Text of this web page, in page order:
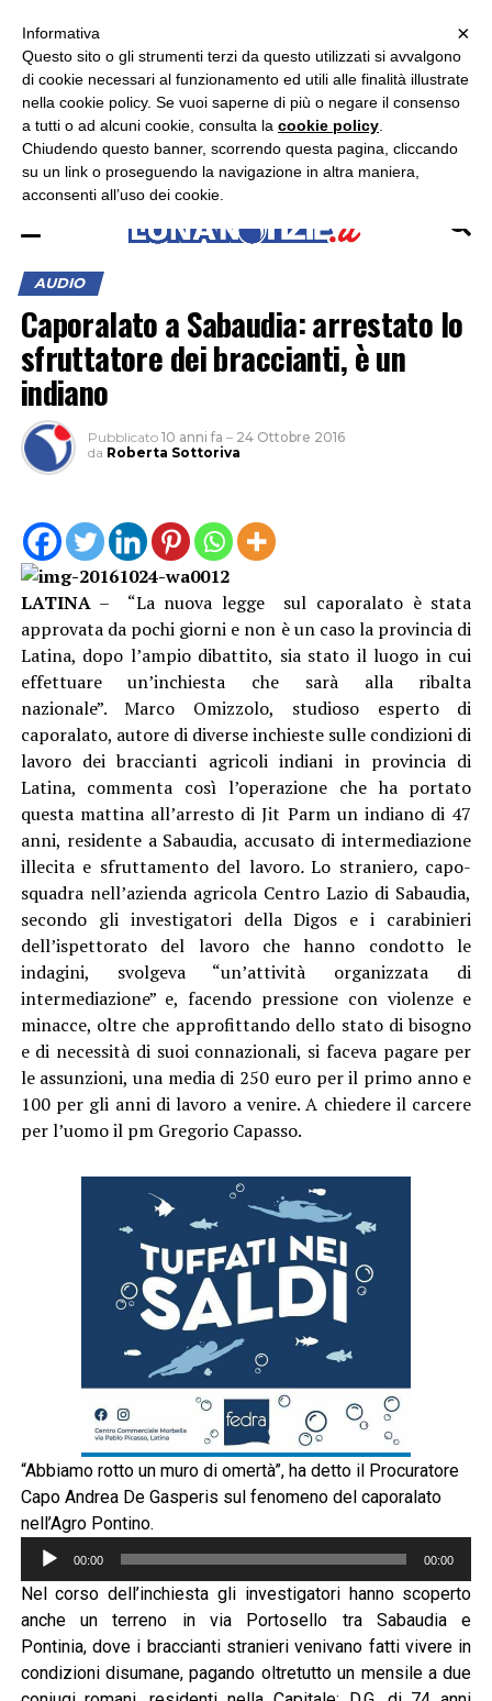
ASCOLTA RADIO LUNA
AUDIO
Caporalato a Sabaudia: arrestato lo
sfruttatore dei braccianti, è un
indiano
Pubblicato 10 anni fa – 24 Ottobre 2016
da Roberta Sottoriva
LATINA– “La nuova legge sul caporalato è stata
approvata da pochi giorni e non è un caso la provincia di
Latina, dopo l’ampio dibattito, sia stato il luogo in cui
effettuare un’inchiesta che sarà alla ribalta
nazionale”. Marco Omizzolo, studioso esperto di
caporalato, autore di diverse inchieste sulle condizioni di
lavoro dei braccianti agricoli indiani in provincia di
Latina, commenta così l’operazione che ha portato
questa mattina all’arresto di Jit Parm un indiano di 47
anni, residente a Sabaudia, accusato di intermediazione
illecita e sfruttamento del lavoro.Lo straniero, capo-
squadra nell’azienda agricola Centro Lazio di Sabaudia,
secondo gli investigatori della Digos e i carabinieri
dell’ispettorato del lavoro che hanno condotto le
indagini, svolgeva “un’attività organizzata di
intermediazione” e, facendo pressione con violenze e
minacce, oltre che approfittando dello stato di bisogno
e di necessità di suoi connazionali, si faceva pagare per
le assunzioni, una media di 250 euro per il primo anno e
100 per gli anni di lavoro a venire. A chiedere il carcere
per l’uomo il pm Gregorio Capasso.
“Abbiamo rotto un muro di omertà”, ha detto il Procuratore
Capo Andrea De Gasperis sul fenomeno del caporalato
nell’Agro Pontino.
Audio
00:00 00:00
Nel corso dell’inchiesta gli investigatori hanno scoperto
anche un terreno in via Portosello tra Sabaudia e
Pontinia, dove i braccianti stranieri venivano fatti vivere in
condizioni disumane, pagando oltretutto un mensile a due
×
×
Informativa
Questo sito o gli strumenti terzi da questo utilizzati si avvalgono
di cookie necessari al funzionamento ed utili alle finalità illustrate
nella cookie policy. Se vuoi saperne di più o negare il consenso
a tutti o ad alcuni cookie, consulta la cookie policy
Chiudendo questo banner, scorrendo questa pagina, cliccando
su un link o proseguendo la navigazione in altra maniera,
acconsenti all’uso dei cookie.